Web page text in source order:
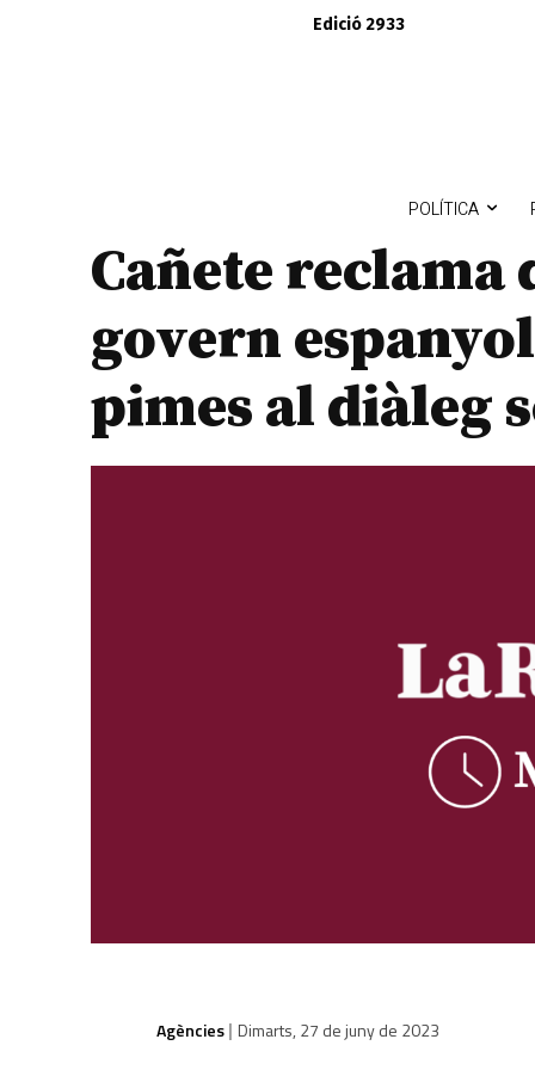
Edició 2933
POLÍTICA
Cañete reclama
govern
pimes al diàleg
Agències | Dimarts, 27 de juny de 2023